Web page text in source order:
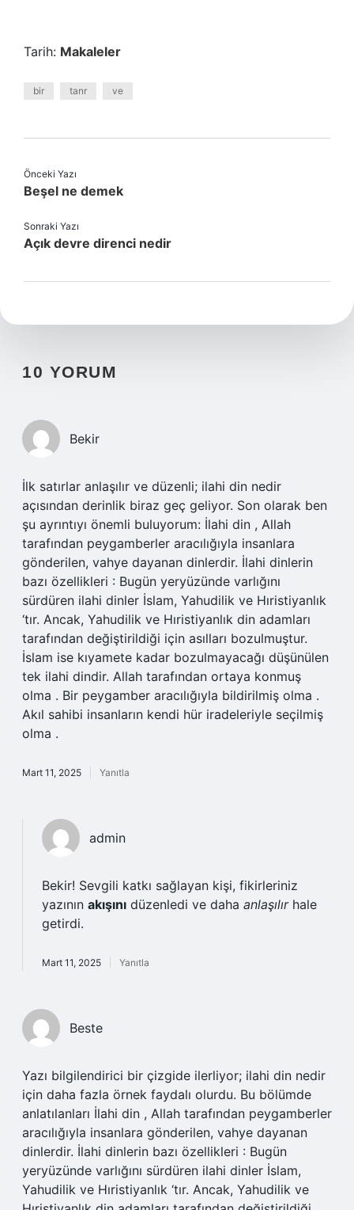
Tarih: Makaleler
bir tanr ve
Önceki Yazı
Beşel ne demek
Sonraki Yazı
Açık devre direnci nedir
10 YORUM
Bekir
İlk satırlar anlaşılır ve düzenli; ilahi din nedir
açısından derinlik biraz geç geliyor. Son olarak ben
şu ayrıntıyı önemli buluyorum: İlahi din , Allah
tarafından peygamberler aracılığıyla insanlara
gönderilen, vahye dayanan dinlerdir. İlahi dinlerin
bazı özellikleri : Bugün yeryüzünde varlığını
sürdüren ilahi dinler İslam, Yahudilik ve Hıristiyanlık
‘tır. Ancak, Yahudilik ve Hıristiyanlık din adamları
tarafından değiştirildiği için asılları bozulmuştur.
İslam ise kıyamete kadar bozulmayacağı düşünülen
tek ilahi dindir. Allah tarafından ortaya konmuş
olma . Bir peygamber aracılığıyla bildirilmiş olma .
Akıl sahibi insanların kendi hür iradeleriyle seçilmiş
olma .
Mart 11, 2025 Yanıtla
admin
Bekir! Sevgili katkı sağlayan kişi, fikirleriniz
yazının akışını düzenledi ve daha anlaşılırhale
getirdi.
Mart 11, 2025 Yanıtla
Beste
Yazı bilgilendirici bir çizgide ilerliyor; ilahi din nedir
için daha fazla örnek faydalı olurdu. Bu bölümde
anlatılanları İlahi din , Allah tarafından peygamberler
aracılığıyla insanlara gönderilen, vahye dayanan
dinlerdir. İlahi dinlerin bazı özellikleri : Bugün
yeryüzünde varlığını sürdüren ilahi dinler İslam,
Yahudilik ve Hıristiyanlık ‘tır. Ancak, Yahudilik ve